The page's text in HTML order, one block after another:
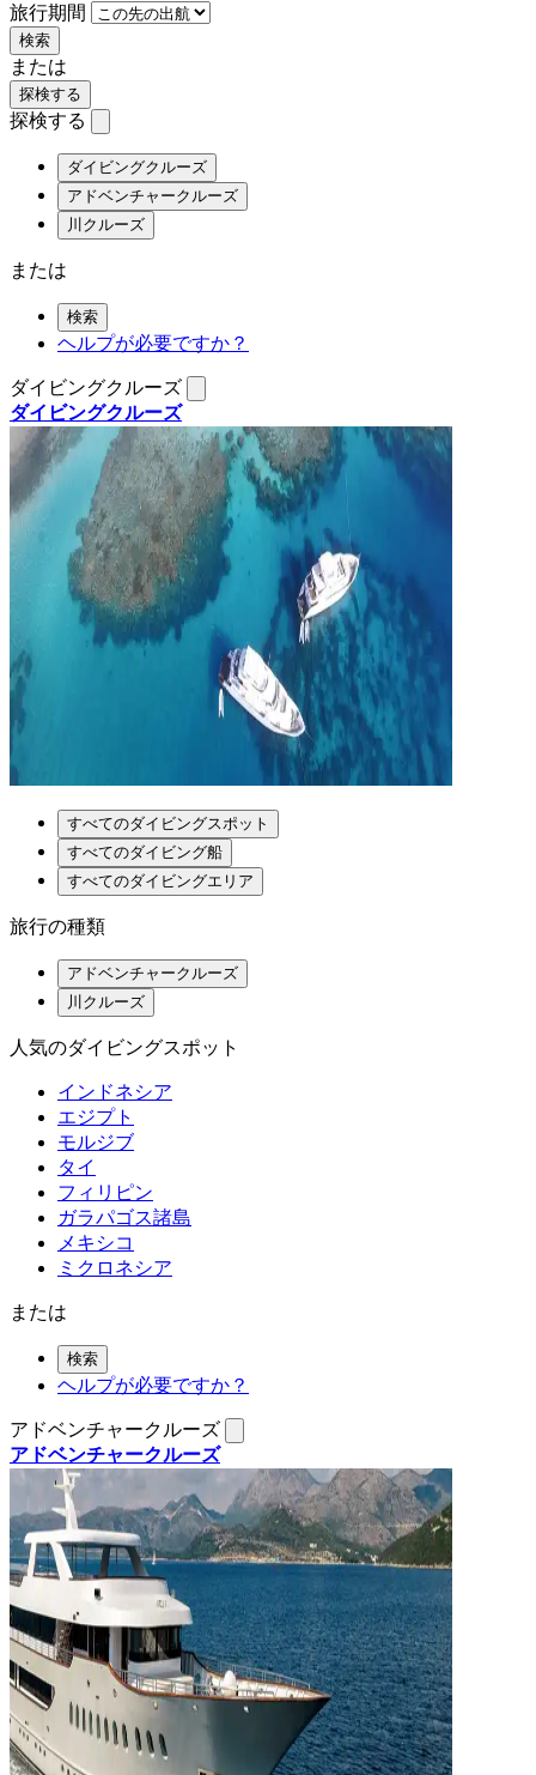
旅行期間
検索
または
探検する
探検する
ダイビングクルーズ
アドベンチャークルーズ
川クルーズ
または
検索
ヘルプが必要ですか？
ダイビングクルーズ
ダイビングクルーズ
すべてのダイビングスポット
すべてのダイビング船
すべてのダイビングエリア
旅行の種類
アドベンチャークルーズ
川クルーズ
人気のダイビングスポット
インドネシア
エジプト
モルジブ
タイ
フィリピン
ガラパゴス諸島
メキシコ
ミクロネシア
または
検索
ヘルプが必要ですか？
アドベンチャークルーズ
アドベンチャークルーズ